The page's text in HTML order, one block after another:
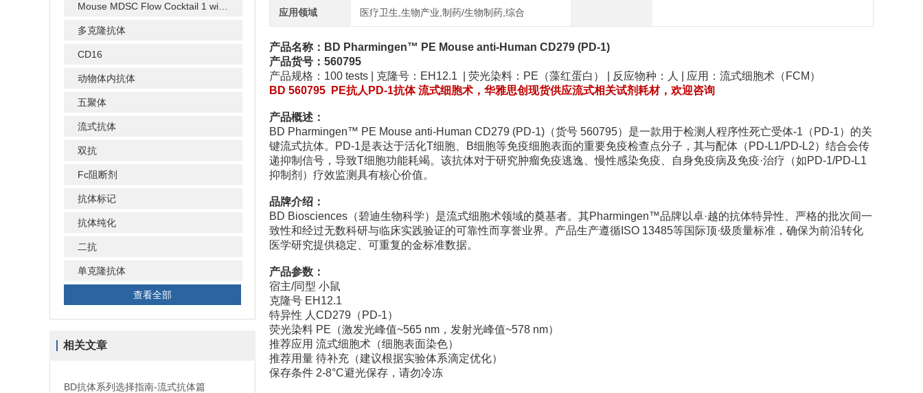
多克隆抗体
CD16
动物体内抗体
五聚体
流式抗体
双抗
Fc阻断剂
抗体标记
抗体纯化
二抗
单克隆抗体
查看全部
相关文章
BD抗体系列选择指南-流式抗体篇
应用领域 医疗卫生,生物产业,制药/生物制药,综合
产品名称：BD Pharmingen™ PE Mouse anti-Human CD279 (PD-1)
产品货号：560795
产品规格：100 tests | 克隆号：EH12.1 | 荧光染料：PE（藻红蛋白） | 反应物种：人 | 应用：流式细胞术（FCM）
BD 560795 PE抗人PD-1抗体 流式细胞术，华雅思创现货供应流式相关试剂耗材，欢迎咨询
产品概述：
BD Pharmingen™ PE Mouse anti-Human CD279 (PD-1)（货号 560795）是一款用于检测人程序性死亡受体-1（PD-1）的关
键流式抗体。PD-1是表达于活化T细胞、B细胞等免疫细胞表面的重要免疫检查点分子，其与配体（PD-L1/PD-L2）结合会传
递抑制信号，导致T细胞功能耗竭。该抗体对于研究肿瘤免疫逃逸、慢性感染免疫、自身免疫病及免疫·治疗（如PD-1/PD-L1
抑制剂）疗效监测具有核心价值。
品牌介绍：
BD Biosciences（碧迪生物科学）是流式细胞术领域的奠基者。其Pharmingen™品牌以卓·越的抗体特异性、严格的批次间一
致性和经过无数科研与临床实践验证的可靠性而享誉业界。产品生产遵循ISO 13485等国际顶·级质量标准，确保为前沿转化
医学研究提供稳定、可重复的金标准数据。
产品参数：
宿主/同型 小鼠
克隆号 EH12.1
特异性 人CD279（PD-1）
荧光染料 PE（激发光峰值~565 nm，发射光峰值~578 nm）
推荐应用 流式细胞术（细胞表面染色）
推荐用量 待补充（建议根据实验体系滴定优化）
保存条件 2-8°C避光保存，请勿冷冻